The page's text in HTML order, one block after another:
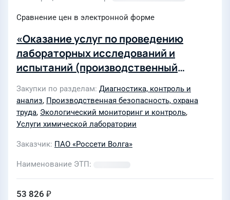
Сравнение цен в электронной форме
«Оказание услуг по проведению
лабораторных исследований и
испытаний (производственный
Закупки по разделам Диагностика, контроль и
анализ, Производственная безопасность, охрана
труда, Экологический мониторинг и контроль,
Услуги химической лаборатории
Заказчик ПАО «Россети Волга»
Наименование ЭТП
53 826 ₽